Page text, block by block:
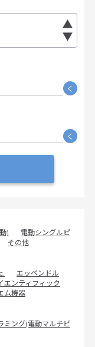
く
く
)
電動シングルピ
その他
エッペンドル
エンティフィック
ム機器
ミング(電動マルチピ